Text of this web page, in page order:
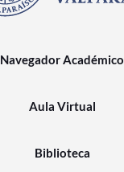
Navegador Académico
Aula Virtual
Biblioteca